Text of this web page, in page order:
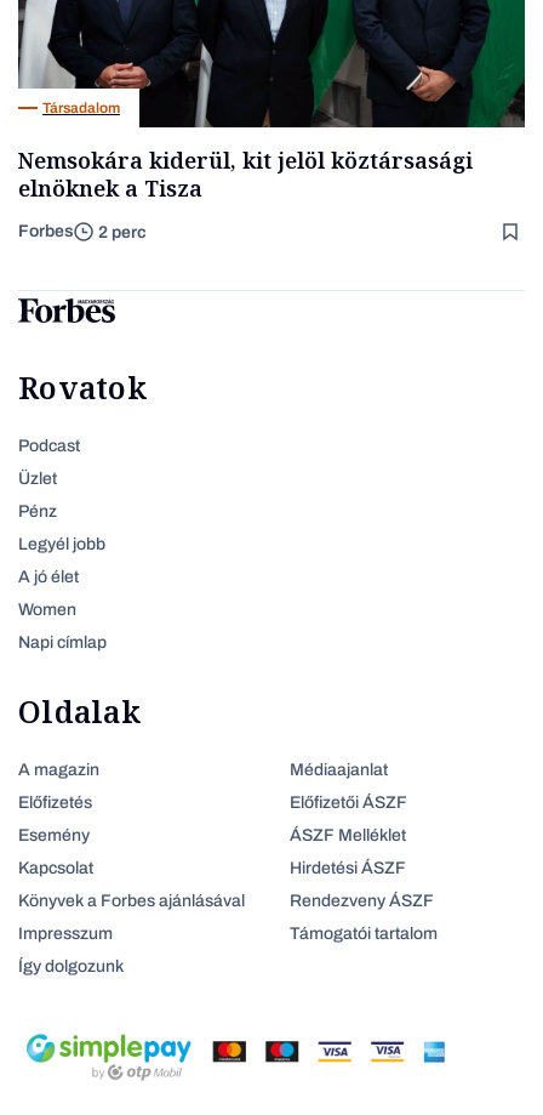
Társadalom
Nemsokára kiderül, kit jelöl köztársasági
elnöknek a Tisza
Forbes 2 perc
Rovatok
Podcast
Üzlet
Pénz
Legyél jobb
A jó élet
Women
Napi címlap
Oldalak
A magazin
Előfizetés
Esemény
Kapcsolat
Könyvek a Forbes ajánlásával
Impresszum
Így dolgozunk
Médiaajanlat
Előfizetői ÁSZF
ÁSZF Melléklet
Hirdetési ÁSZF
Rendezveny ÁSZF
Támogatói tartalom